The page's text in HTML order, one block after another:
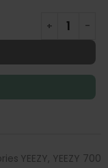
YEEZY, YEEZY 700